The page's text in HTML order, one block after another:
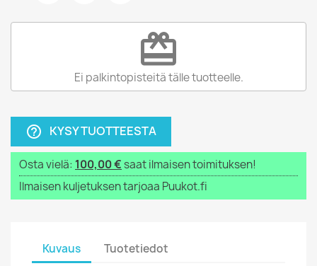
redeem
Ei palkintopisteitä tälle tuotteelle.
help_outline KYSY TUOTTEESTA
Osta vielä: 100,00 €saat ilmaisen toimituksen!
Ilmaisen kuljetuksen tarjoaa Puukot.fi
Kuvaus Tuotetiedot